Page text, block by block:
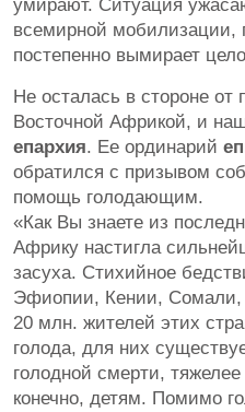
умирают. Ситуация
всемирной мобилизации,
постепенно вымирает
Не осталась в стороне
Восточной Африкой, и
епархия. Ее ординарий
обратился с призывом
помощь голодающим.
«Как Вы знаете из
Африку настигла
засуха. Стихийное
Эфиопии, Кении, Сомали,
20 млн. жителей этих
голода, для них
голодной смерти,
конечно, детям. Помимо